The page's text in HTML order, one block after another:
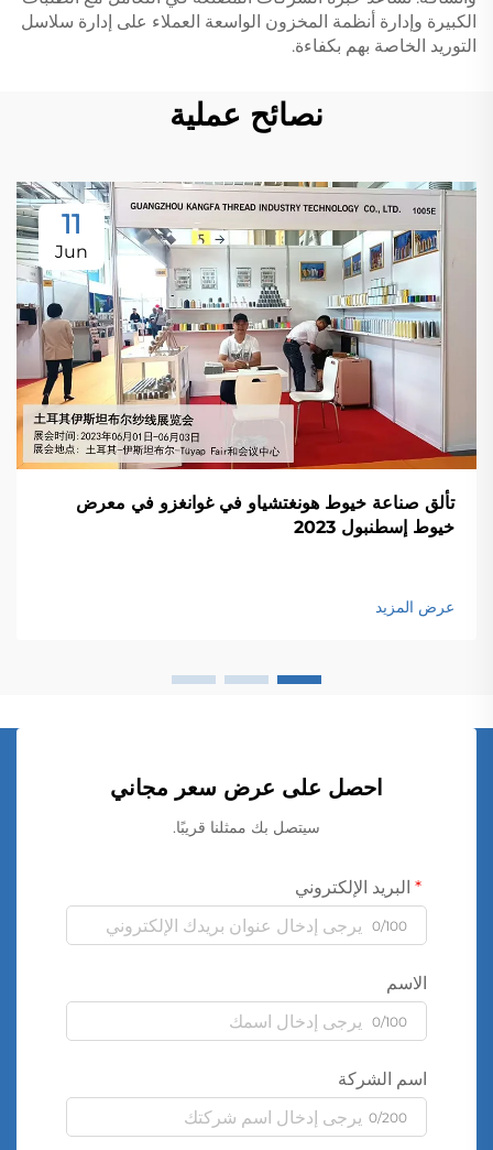
الكبيرة وإدارة أنظمة المخزون الواسعة العملاء على إدارة سلاسل
التوريد الخاصة بهم بكفاءة.
نصائح عملية
11
Jun
تألق صناعة خيوط هونغتشياو في غوانغزو في معرض
خيوط إسطنبول 2023
عرض المزيد
احصل على عرض سعر مجاني
سيتصل بك ممثلنا قريبًا.
البريد الإلكتروني
0/100
الاسم
0/100
اسم الشركة
0/200